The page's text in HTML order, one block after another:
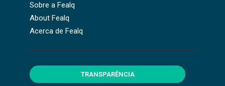
Sobre a Fealq
About Fealq
Acerca de Fealq
TRANSPARÊNCIA